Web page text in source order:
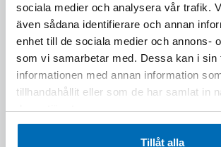
sociala medier och analysera vår trafik.
även sådana identifierare och annan
enhet till de sociala medier och annons-
som vi samarbetar med. Dessa kan i sin
informationen med annan information
tillhandahållit eller som de har samlat in
deras tjänster.
Tillåt alla